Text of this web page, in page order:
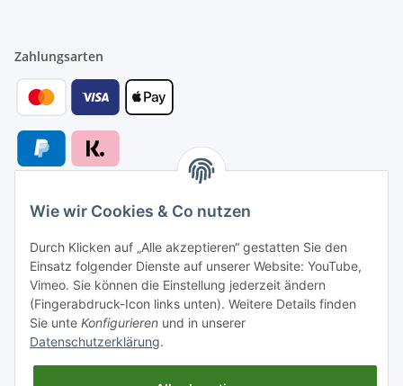
Zahlungsarten
Versandarten
Versand nach
Wie wir Cookies & Co nutzen
Durch Klicken auf „Alle akzeptieren“ gestatten Sie den
Einsatz folgender Dienste auf unserer Website: YouTube,
Vimeo. Sie können die Einstellung jederzeit ändern
(Fingerabdruck-Icon links unten). Weitere Details finden
Sie unte Konfigurieren und in unserer
Datenschutzerklärung.